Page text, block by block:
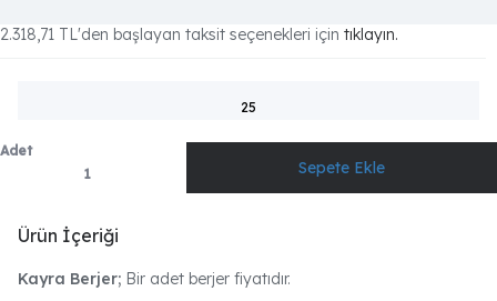
2.318,71 TL'den başlayan taksit seçenekleri için tıklayın.
25
Adet
Ürün İçeriği
Kayra Berjer; Bir adet berjer fiyatıdır.